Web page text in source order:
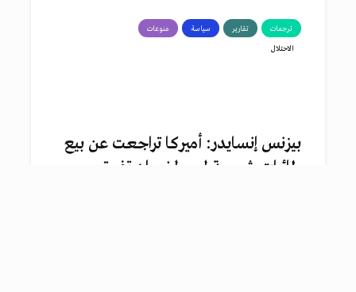
ترجمات تقارير سياسة منوعات
الاحتلال
بيزنس إنسايدر: أميركا تراجعت عن بيع
طائرات شبحية لمصر لضمان تفوق...